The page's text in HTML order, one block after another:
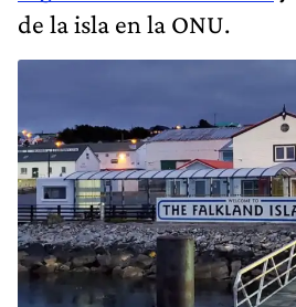
de la isla en la ONU.